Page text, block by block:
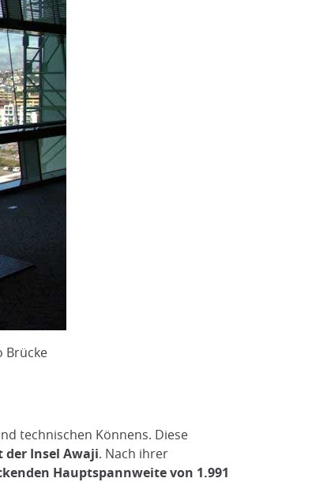
Brücke
technischen Könnens. Diese
der Insel Awaji. Nach ihrer
Hauptspannweite von 1.991